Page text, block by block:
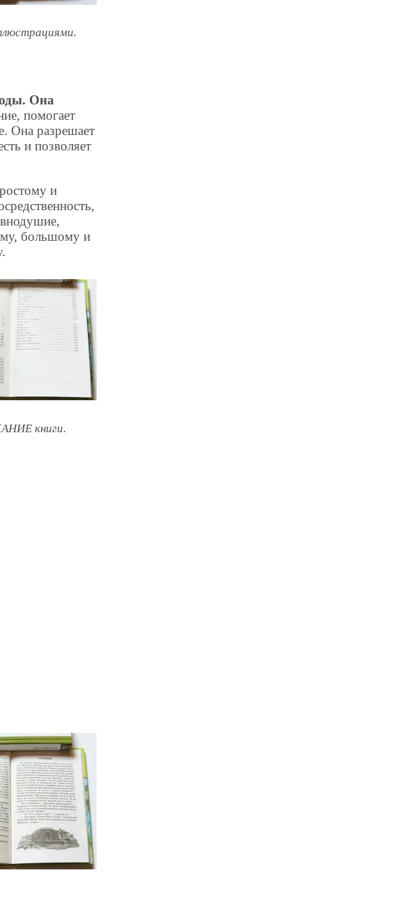
Она
помогает
Она разрешает
и позволяет
и
большому и
книги.